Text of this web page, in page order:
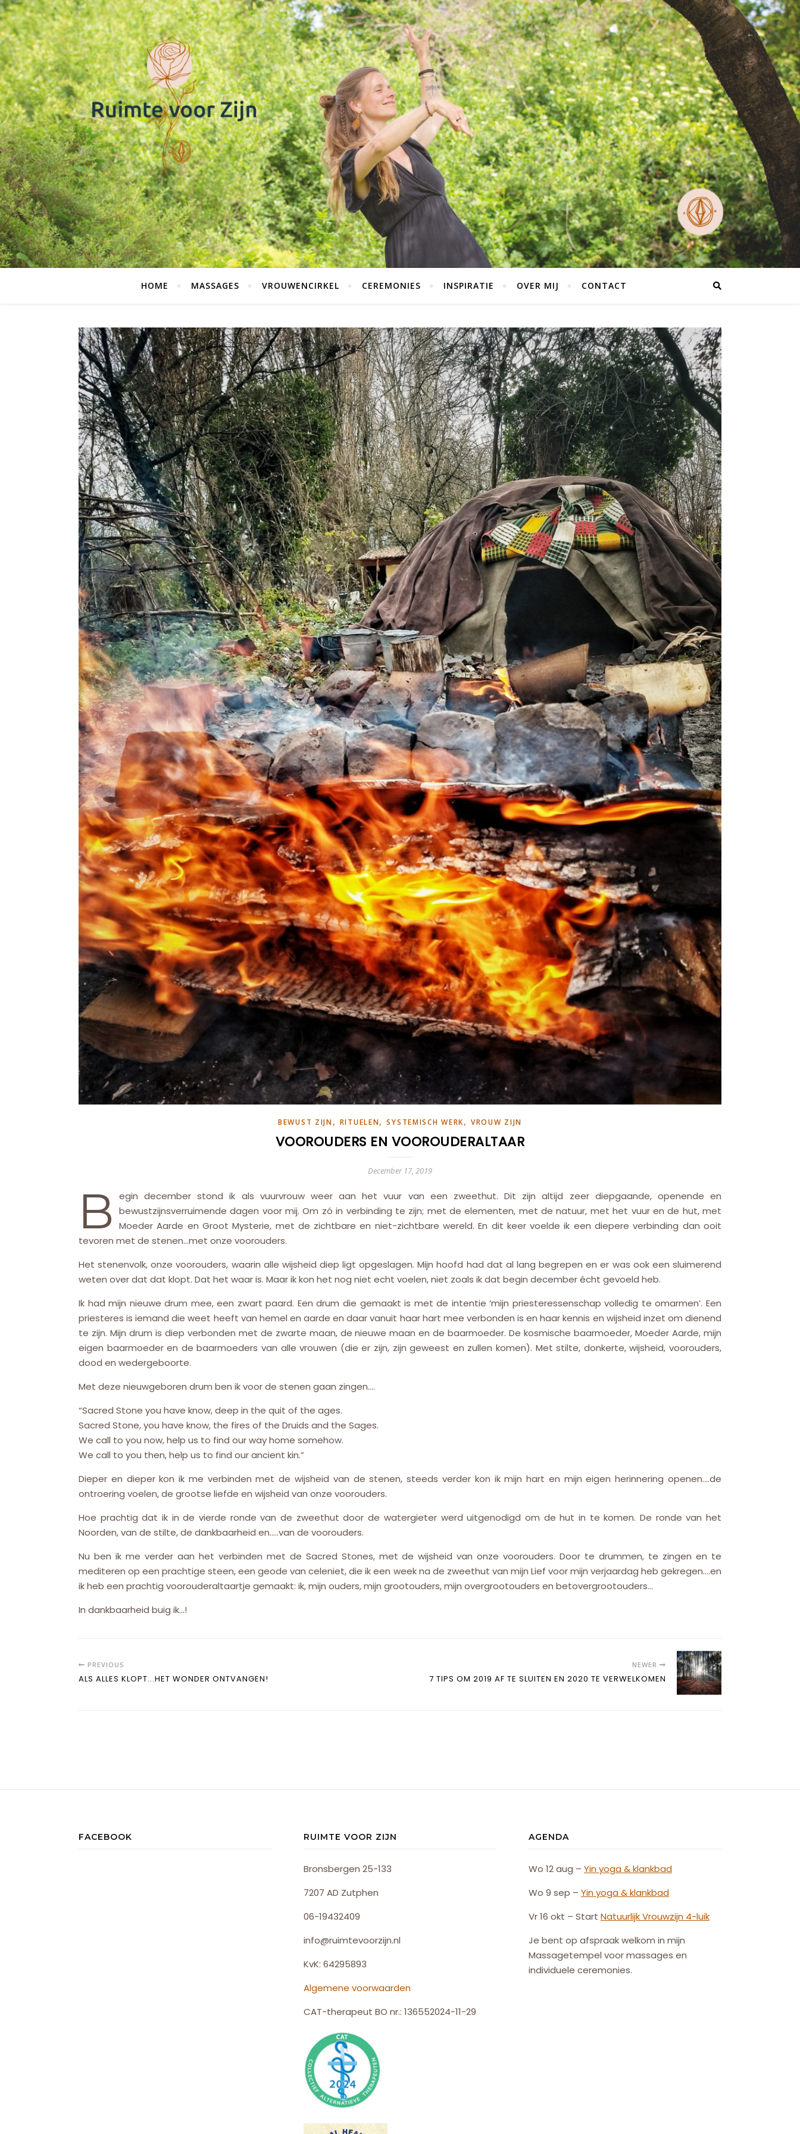
HOME MASSAGES VROUWENCIRKEL CEREMONIES INSPIRATIE OVER MIJ CONTACT
BEWUST ZIJN, RITUELEN,SYSTEMISCH WERK, VROUW ZIJN
VOOROUDERS EN VOOROUDERALTAAR
December 17, 2019
B
egin december stond ik als vuurvrouw weer aan het vuur van een zweethut. Dit zijn altijd zeer diepgaande, openende en
bewustzijnsverruimende dagen voor mij. Om zó in verbinding te zijn; met de elementen, met de natuur, met het vuur en de hut, met
Moeder Aarde en Groot Mysterie, met de zichtbare en niet-zichtbare wereld. En dit keer voelde ik een diepere verbinding dan ooit
tevoren met de stenen…met onze voorouders.
Het stenenvolk, onze voorouders, waarin alle wijsheid diep ligt opgeslagen. Mijn hoofd had dat al lang begrepen en er was ook een sluimerend
weten over dat dat klopt. Dat het waar is. Maar ik kon het nog niet echt voelen, niet zoals ik dat begin december écht gevoeld heb.
Ik had mijn nieuwe drum mee, een zwart paard. Een drum die gemaakt is met de intentie ‘mijn priesteressenschap volledig te omarmen’. Een
priesteres is iemand die weet heeft van hemel en aarde en daar vanuit haar hart mee verbonden is en haar kennis en wijsheid inzet om dienend
te zijn. Mijn drum is diep verbonden met de zwarte maan, de nieuwe maan en de baarmoeder. De kosmische baarmoeder, Moeder Aarde, mijn
eigen baarmoeder en de baarmoeders van alle vrouwen (die er zijn, zijn geweest en zullen komen). Met stilte, donkerte, wijsheid, voorouders,
dood en wedergeboorte.
Met deze nieuwgeboren drum ben ik voor de stenen gaan zingen….
“Sacred Stone you have know, deep in the quit of the ages.
Sacred Stone, you have know, the fires of the Druids and the Sages.
We call to you now, help us to find our way home somehow.
We call to you then, help us to find our ancient kin.”
Dieper en dieper kon ik me verbinden met de wijsheid van de stenen, steeds verder kon ik mijn hart en mijn eigen herinnering openen….de
ontroering voelen, de grootse liefde en wijsheid van onze voorouders.
Hoe prachtig dat ik in de vierde ronde van de zweethut door de watergieter werd uitgenodigd om de hut in te komen. De ronde van het
Noorden, van de stilte, de dankbaarheid en…..van de voorouders.
Nu ben ik me verder aan het verbinden met de Sacred Stones, met de wijsheid van onze voorouders. Door te drummen, te zingen en te
mediteren op een prachtige steen, een geode van celeniet, die ik een week na de zweethut van mijn Lief voor mijn verjaardag heb gekregen….en
ik heb een prachtig voorouderaltaartje gemaakt: ik, mijn ouders, mijn grootouders, mijn overgrootouders en betovergrootouders…
In dankbaarheid buig ik…!
PREVIOUS
ALS ALLES KLOPT...HET WONDER ONTVANGEN!
NEWER
7 TIPS OM 2019 AF TE SLUITEN EN 2020 TE VERWELKOMEN
FACEBOOK RUIMTE VOOR ZIJN
Bronsbergen 25-133
7207 AD Zutphen
06-19432409
info@ruimtevoorzijn.nl
KvK: 64295893
Algemene voorwaarden
CAT-therapeut BO nr.: 136552024-11-29
AGENDA
Wo 12 aug – Yin yoga & klankbad
Wo 9 sep – Yin yoga & klankbad
Vr 16 okt – Start NatuurlijkVrouwzijn 4-luik
Je bent op afspraak welkom in mijn
Massagetempel voor massages en
individuele ceremonies.